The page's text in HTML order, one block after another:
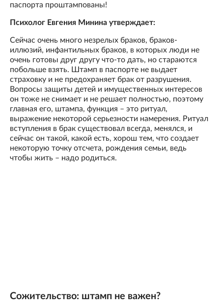
паспорта проштампованы!
Психолог Евгения Минина утверждает:
Сейчас очень много незрелых браков, браков-
иллюзий, инфантильных браков, в которых люди не
очень готовы друг другу что-то дать, но стараются
побольше взять. Штамп в паспорте не выдает
страховку и не предохраняет брак от разрушения.
Вопросы защиты детей и имущественных интересов
он тоже не снимает и не решает полностью, поэтому
главная его, штампа, функция – это ритуал,
выражение некоторой серьезности намерения. Ритуал
вступления в брак существовал всегда, менялся, и
сейчас он такой, какой есть, хорош тем, что создает
некоторую точку отсчета, рождения семьи, ведь
чтобы жить – надо родиться.
Сожительство: штамп не важен?